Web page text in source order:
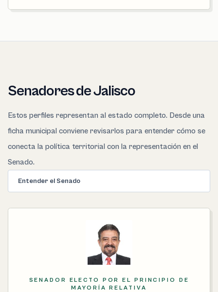
Senadores de Jalisco
Estos perfiles representan al estado completo. Desde una
ficha municipal conviene revisarlos para entender cómo se
conecta la política territorial con la representación en el
Senado.
Entender el Senado
SENADOR ELECTO POR EL PRINCIPIO DE
MAYORÍA RELATIVA